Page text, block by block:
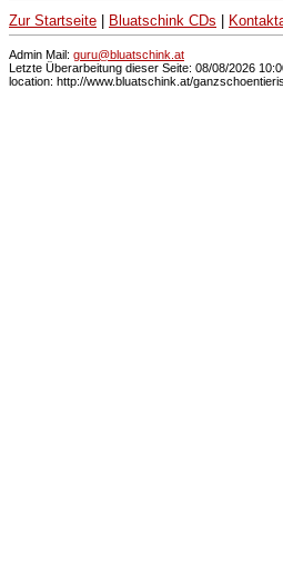
Zur Startseite Bluatschink CDs
Admin Mail: guru@bluatschink.at
Letzte Überarbeitung dieser Seite: 08/08/2026
location: http://www.bluatschink.at/